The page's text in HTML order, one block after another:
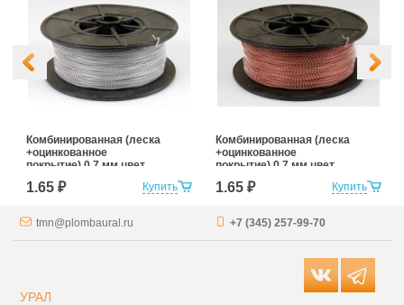
Купить
Комбинированная (леска
+оцинкованное
покрытие) 0,7 мм цвет
белый
1.65 ₽ Купить
Комбинированная (леска
+оцинкованное
покрытие) 0,7 мм цвет
красный
1.65 ₽
tmn@plombaural.ru +7 (345) 257-99-70
УРАЛ